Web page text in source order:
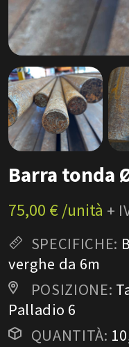
Barra tonda
75,00 € /unità +
SPECIFICHE:
verghe da 6m
POSIZIONE:
Palladio 6
QUANTITÀ: